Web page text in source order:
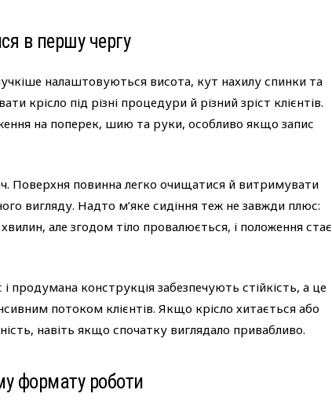
в першу чергу
налаштовуються висота, кут нахилу спинки та
крісло під різні процедури й різний зріст клієнтів.
на поперек, шию та руки, особливо якщо запис
Поверхня повинна легко очищатися й витримувати
вигляду. Надто м’яке сидіння теж не завжди плюс:
але згодом тіло провалюється, і положення стає
конструкція забезпечують стійкість, а це
потоком клієнтів. Якщо крісло хитається або
навіть якщо спочатку виглядало привабливо.
формату роботи